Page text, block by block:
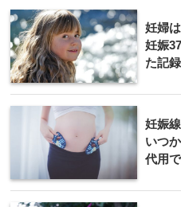
妊婦
妊娠
た記録
妊娠
いつ
代用